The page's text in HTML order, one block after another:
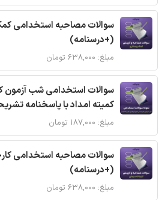
سوالات مصاحبه استخدامی
(+درسنامه)
مبلغ: ۶۳۸,۰۰۰ تومان
سوالات استخدامی شب آزمون
کمیته امداد با پاسخنامه
مبلغ: ۱۸۷,۰۰۰ تومان
سوالات مصاحبه استخدامی
(+درسنامه)
مبلغ: ۶۳۸,۰۰۰ تومان